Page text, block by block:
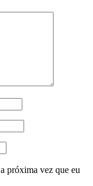
próxima vez que eu